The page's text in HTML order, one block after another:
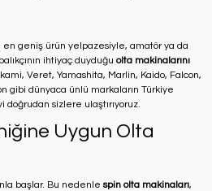
en geniş ürün yelpazesiyle, amatör ya da
ihtiyaç duyduğu olta makinalarını
Veret, Yamashita, Marlin, Kaido, Falcon,
gibi dünyaca ünlü markaların Türkiye
sizlere ulaştırıyoruz.
Uygun Olta
başlar. Bu nedenle spin olta makinaları,